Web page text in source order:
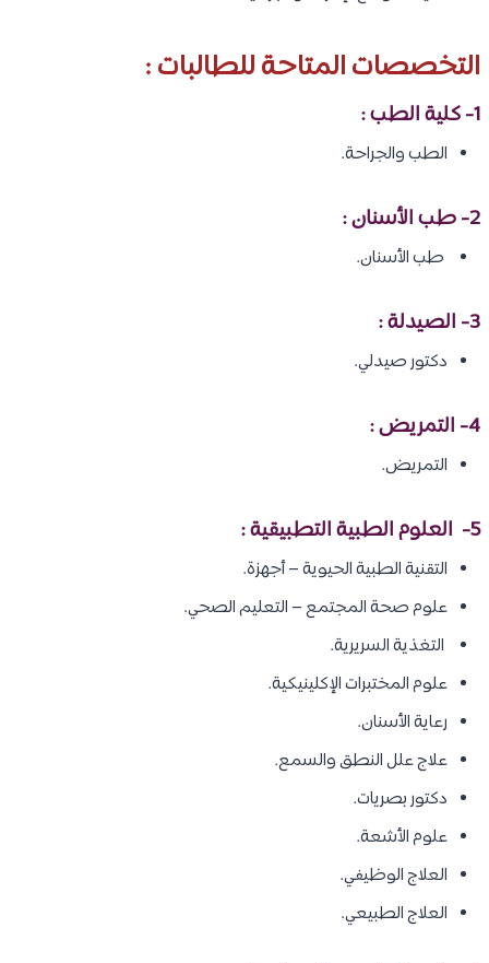
التخصصات المتاحة للطالبات :
1- كلية الطب :
الطب والجراحة.
2- طب الأسنان:
طب الأسنان.
3- الصيدلة:
دكتور صيدلي.
4- التمريض :
التمريض.
5- العلوم الطبية التطبيقية:
التقنية الطبية الحيوية – أجهزة.
علوم صحة المجتمع – التعليم الصحي.
التغذية السريرية.
علوم المختبرات الإكلينيكية.
رعاية الأسنان.
علاج علل النطق والسمع.
دكتور بصريات.
علوم الأشعة.
العلاج الوظيفي.
العلاج الطبيعي.